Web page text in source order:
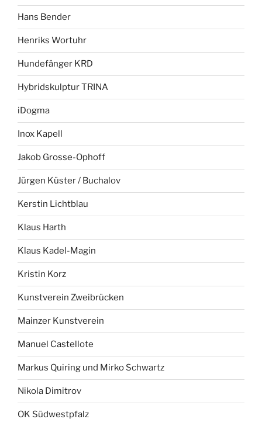
Hans Bender
Henriks Wortuhr
Hundefänger KRD
Hybridskulptur TRINA
iDogma
Inox Kapell
Jakob Grosse-Ophoff
Jürgen Küster / Buchalov
Kerstin Lichtblau
Klaus Harth
Klaus Kadel-Magin
Kristin Korz
Kunstverein Zweibrücken
Mainzer Kunstverein
Manuel Castellote
Markus Quiring und Mirko Schwartz
Nikola Dimitrov
OK Südwestpfalz